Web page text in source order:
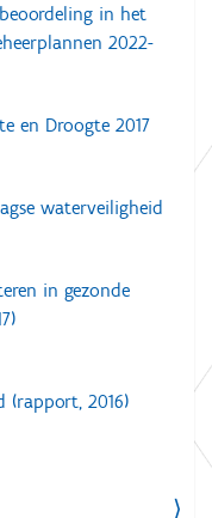
in het
2022-
en Droogte 2017
waterveiligheid
in gezonde
(rapport, 2016)